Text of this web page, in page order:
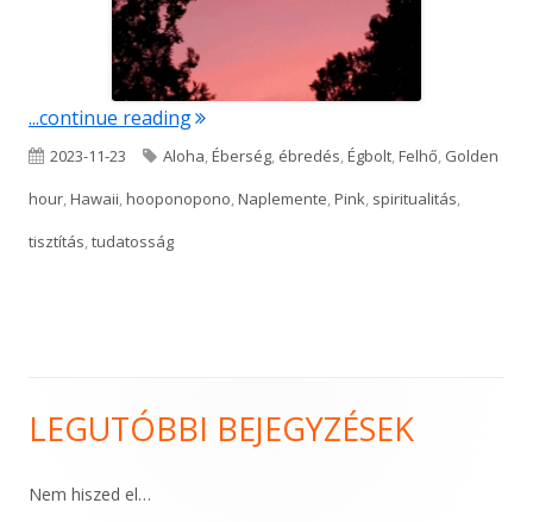
...continue reading"P I N K"
Published
on
2023-11-23 Tags
Aloha,Éberség, ébredés,Égbolt,Felhő, Golden
hour,Hawaii,hooponopono,Naplemente,Pink, spiritualitás,
tisztítás,tudatosság
Main
Sidebar
LEGUTÓBBI BEJEGYZÉSEK
Nem hiszed el…